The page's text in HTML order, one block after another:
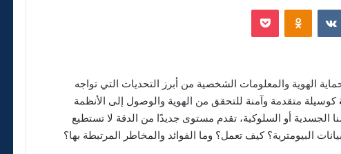
الهوية والمعلومات الشخصية من أبرز التحديات التي تواجه
كوسيلة متقدمة وآمنة للتحقق من الهوية والوصول إلى الأنظمة
الجسدية أو السلوكية، تقدم مستوى جديدًا من الدقة لا تستطيع
البيومترية؟ كيف تعمل؟ وما الفوائد والمخاطر المرتبطة بها؟